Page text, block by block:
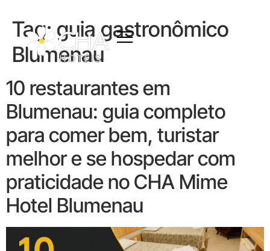
Tag:guia gastronômico
Blumenau
10 restaurantes em
Blumenau: guia completo
para comer bem, turistar
melhor e se hospedar com
praticidade no CHA Mime
Hotel Blumenau